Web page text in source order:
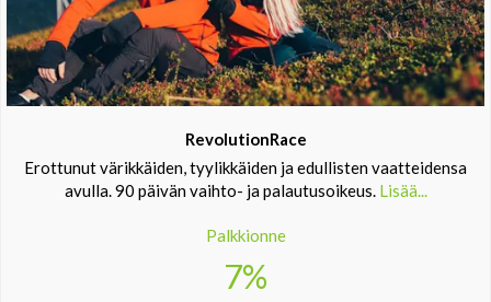
RevolutionRace
Erottunut värikkäiden, tyylikkäiden ja edullisten vaatteidensa
avulla. 90 päivän vaihto- ja palautusoikeus. Lisää...
Palkkionne
7%